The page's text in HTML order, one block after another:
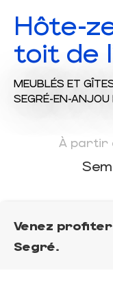
Hôte-
toit de
MEUBLÉS ET
SEGRÉ-EN-ANJOU
À partir
Venez
Segré.